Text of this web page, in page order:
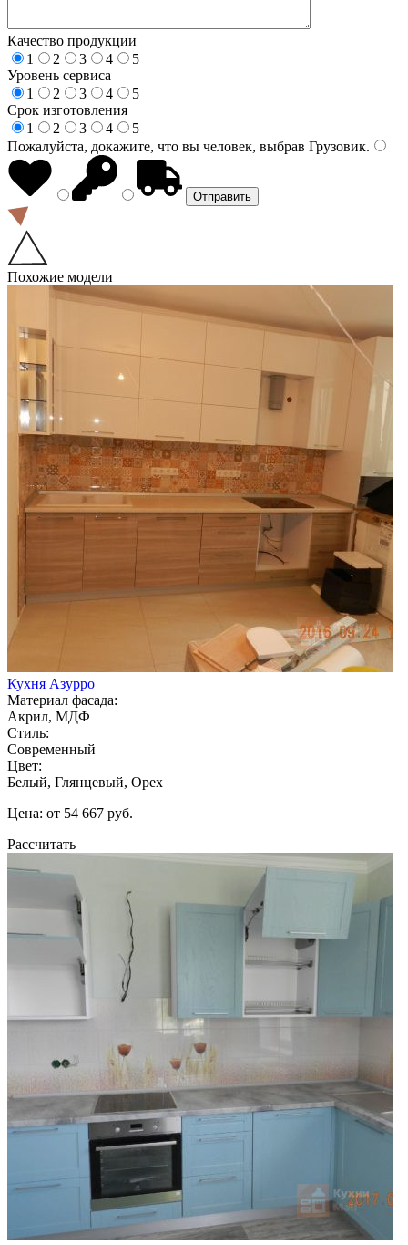
Качество продукции
1
2 3 4
5
Уровень сервиса
1
2 3 4
5
Срок изготовления
1
2 3 4
5
Пожалуйста, докажите, что вы человек, выбрав Грузовик.
Похожие модели
Кухня Азурро
Материал фасада:
Акрил, МДФ
Стиль:
Современный
Цвет:
Белый, Глянцевый, Орех
Цена: от 54 667 руб.
Рассчитать